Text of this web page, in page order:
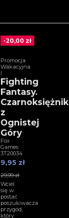
-20,00 zł
Promocja
Wakacyjna
I
Fighting
Fantasy.
Czarnoksiężnik
z
Ognistej
Góry
Fox
Games
3T20034
9,95 zł
29,99 zł
Wciel
się w
postać
poszukiwacza
przygód,
który